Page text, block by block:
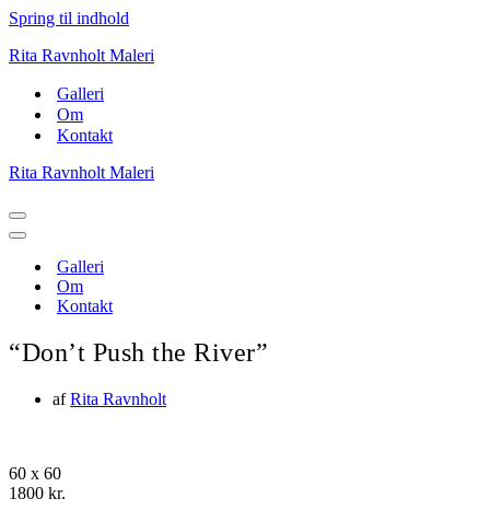
Spring til indhold
Rita Ravnholt Maleri
Galleri
Om
Kontakt
Rita Ravnholt Maleri
Navigation
menu
Navigation
Galleri
Om
Kontakt
“Don’t Push the River”
afRita Ravnholt
60 x 60
1800 kr.